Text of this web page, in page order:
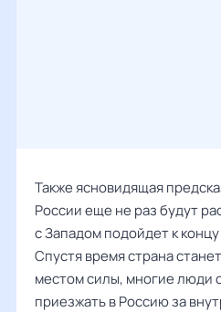
Также ясновидящая
России еще не раз будут
с Западом подойдет к
Спустя время страна
местом силы, многие люди
приезжать в Россию за